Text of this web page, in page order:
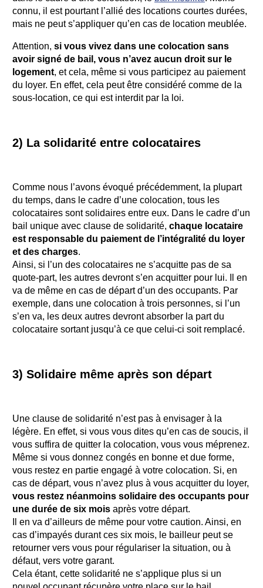
connu, il est pourtant l’allié des locations courtes durées,
mais ne peut s’appliquer qu’en cas de location meublée.
Attention, si vous vivez dans une colocation sans
avoir signé de bail, vous n’avez aucun droit sur le
logement, et cela, même si vous participez au paiement
du loyer. En effet, cela peut être considéré comme de la
sous-location, ce qui est interdit par la loi.
2) La solidarité entre colocataires
Comme nous l’avons évoqué précédemment, la plupart
du temps, dans le cadre d’une colocation, tous les
colocataires sont solidaires entre eux. Dans le cadre d’un
bail unique avec clause de solidarité, chaque locataire
est responsable du paiement de l’intégralité du loyer
et des charges.
Ainsi, si l’un des colocataires ne s’acquitte pas de sa
quote-part, les autres devront s’en acquitter pour lui. Il en
va de même en cas de départ d’un des occupants. Par
exemple, dans une colocation à trois personnes, si l’un
s’en va, les deux autres devront absorber la part du
colocataire sortant jusqu’à ce que celui-ci soit remplacé.
3) Solidaire même après son départ
Une clause de solidarité n’est pas à envisager à la
légère. En effet, si vous vous dites qu’en cas de soucis, il
vous suffira de quitter la colocation, vous vous méprenez.
Même si vous donnez congés en bonne et due forme,
vous restez en partie engagé à votre colocation. Si, en
cas de départ, vous n’avez plus à vous acquitter du loyer,
vous restez néanmoins solidaire des occupants pour
une durée de six mois après votre départ.
Il en va d’ailleurs de même pour votre caution. Ainsi, en
cas d’impayés durant ces six mois, le bailleur peut se
retourner vers vous pour régulariser la situation, ou à
défaut, vers votre garant.
Cela étant, cette solidarité ne s’applique plus si un